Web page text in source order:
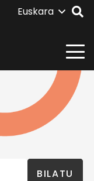
Euskara
BILATU